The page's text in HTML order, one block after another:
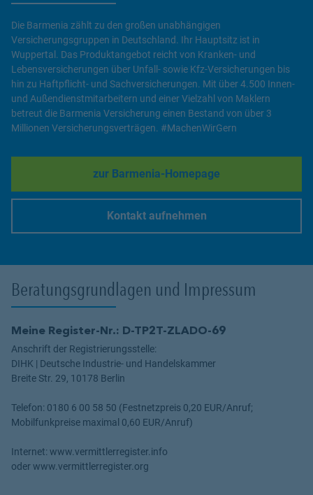
Die Barmenia zählt zu den großen unabhängigen
Versicherungsgruppen in Deutschland. Ihr Hauptsitz ist in
Wuppertal. Das Produktangebot reicht von Kranken- und
Lebensversicherungen über Unfall- sowie Kfz-Versicherungen bis
hin zu Haftpflicht- und Sachversicherungen. Mit über 4.500 Innen-
und Außendienstmitarbeitern und einer Vielzahl von Maklern
betreut die Barmenia Versicherung einen Bestand von über 3
Millionen Versicherungsverträgen. #MachenWirGern
zur Barmenia-Homepage
Link Opens in New Tab
Kontakt aufnehmen
Beratungsgrundlagen und Impressum
Meine Register-Nr.: D-TP2T-ZLADO-69
Anschrift der Registrierungsstelle:
DIHK | Deutsche Industrie- und Handelskammer
Breite Str. 29, 10178 Berlin
Telefon: 0180 6 00 58 50 (Festnetzpreis 0,20 EUR/Anruf;
Mobilfunkpreise maximal 0,60 EUR/Anruf)
Internet: www.vermittlerregister.info
oder www.vermittlerregister.org